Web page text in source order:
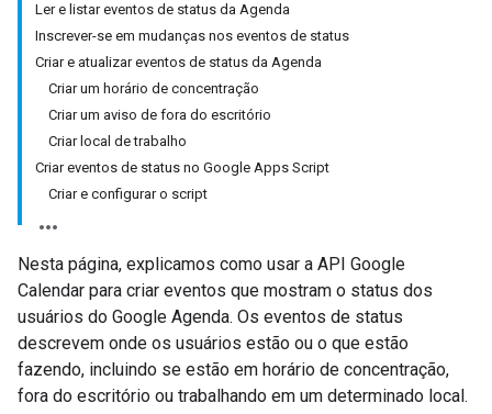
Ler e listar eventos de status da Agenda
Inscrever-se em mudanças nos eventos de status
Criar e atualizar eventos de status da Agenda
Criar um horário de concentração
Criar um aviso de fora do escritório
Criar local de trabalho
Criar eventos de status no Google Apps Script
Criar e configurar o script
Nesta página, explicamos como usar a API Google
Calendar para criar eventos que mostram o status dos
usuários do Google Agenda. Os eventos de status
descrevem onde os usuários estão ou o que estão
fazendo, incluindo se estão em horário de concentração,
fora do escritório ou trabalhando em um determinado local.